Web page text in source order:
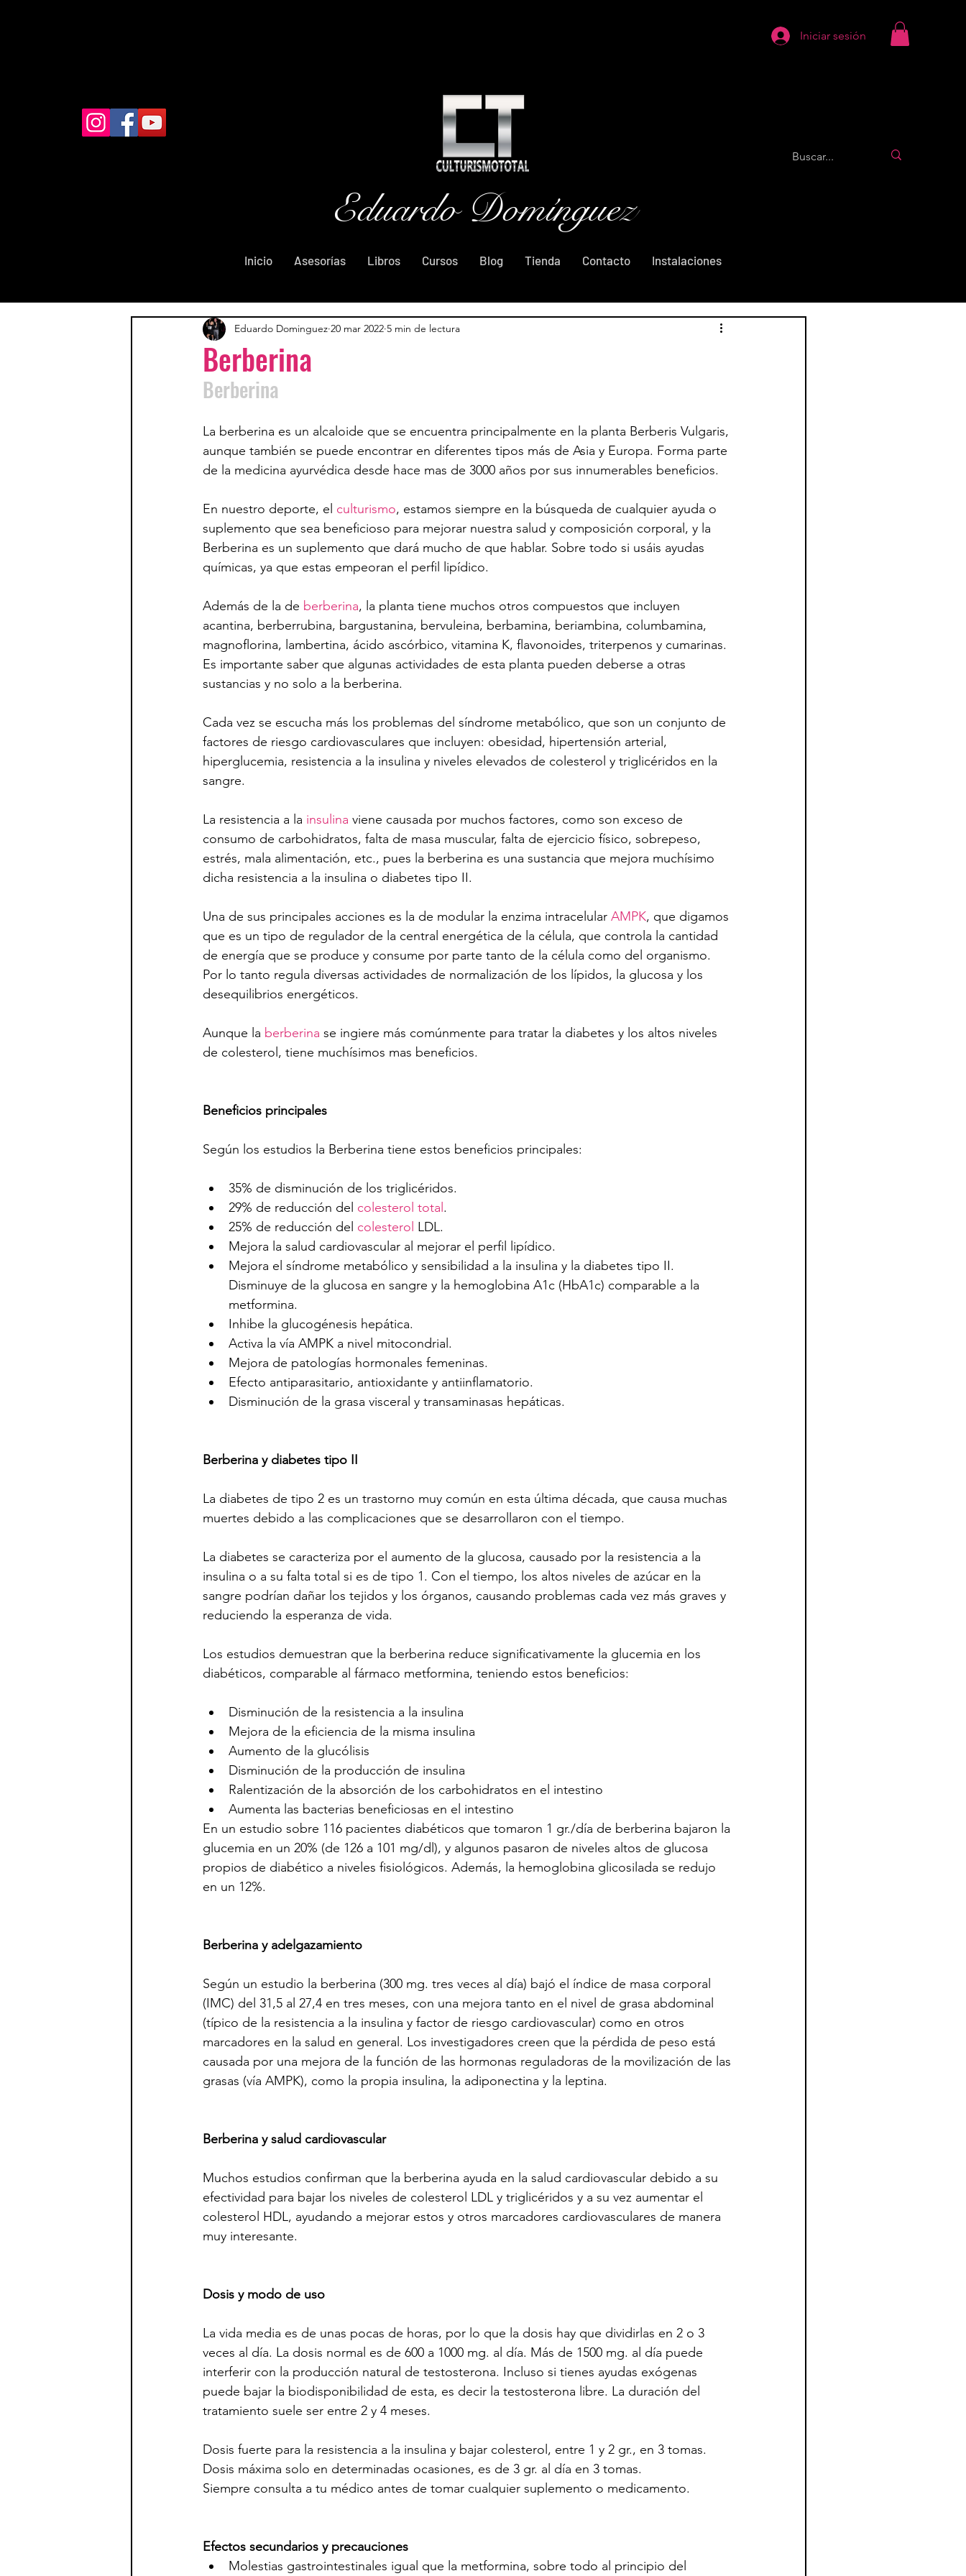
Iniciar sesión
Eduardo Domínguez
Inicio Asesorías Libros Cursos Blog Tienda Contacto Instalaciones
Berberina
Eduardo Dominguez 20 mar 2022 5 min de lectura
Berberina
La berberina es un alcaloide que se encuentra principalmente en la planta Berberis Vulgaris,
aunque también se puede encontrar en diferentes tipos más de Asia y Europa. Forma parte
de la medicina ayurvédica desde hace mas de 3000 años por sus innumerables beneficios.
En nuestro deporte, el culturismo, estamos siempre en la búsqueda de cualquier ayuda o
suplemento que sea beneficioso para mejorar nuestra salud y composición corporal, y la
Berberina es un suplemento que dará mucho de que hablar. Sobre todo si usáis ayudas
químicas, ya que estas empeoran el perfil lipídico.
Además de la de berberina, la planta tiene muchos otros compuestos que incluyen
acantina, berberrubina, bargustanina, bervuleina, berbamina, beriambina, columbamina,
magnoflorina, lambertina, ácido ascórbico, vitamina K, flavonoides, triterpenos y cumarinas.
Es importante saber que algunas actividades de esta planta pueden deberse a otras
sustancias y no solo a la berberina.
Cada vez se escucha más los problemas del síndrome metabólico, que son un conjunto de
factores de riesgo cardiovasculares que incluyen: obesidad, hipertensión arterial,
hiperglucemia, resistencia a la insulina y niveles elevados de colesterol y triglicéridos en la
sangre.
La resistencia a la insulina viene causada por muchos factores, como son exceso de
consumo de carbohidratos, falta de masa muscular, falta de ejercicio físico, sobrepeso,
estrés, mala alimentación, etc., pues la berberina es una sustancia que mejora muchísimo
dicha resistencia a la insulina o diabetes tipo II.
Una de sus principales acciones es la de modular la enzima intracelular AMPK, que digamos
que es un tipo de regulador de la central energética de la célula, que controla la cantidad
de energía que se produce y consume por parte tanto de la célula como del organismo.
Por lo tanto regula diversas actividades de normalización de los lípidos, la glucosa y los
desequilibrios energéticos.
Aunque la berberina se ingiere más comúnmente para tratar la diabetes y los altos niveles
de colesterol, tiene muchísimos mas beneficios.
Beneficios principales
Según los estudios la Berberina tiene estos beneficios principales:
35% de disminución de los triglicéridos.
29% de reducción del colesterol total .
25% de reducción del colesterol LDL.
Mejora la salud cardiovascular al mejorar el perfil lipídico.
Mejora el síndrome metabólico y sensibilidad a la insulina y la diabetes tipo II.
Disminuye de la glucosa en sangre y la hemoglobina A1c (HbA1c) comparable a la
metformina.
Inhibe la glucogénesis hepática.
Activa la vía AMPK a nivel mitocondrial.
Mejora de patologías hormonales femeninas.
Efecto antiparasitario, antioxidante y antiinflamatorio.
Disminución de la grasa visceral y transaminasas hepáticas.
Berberina y diabetes tipo II
La diabetes de tipo 2 es un trastorno muy común en esta última década, que causa muchas
muertes debido a las complicaciones que se desarrollaron con el tiempo.
La diabetes se caracteriza por el aumento de la glucosa, causado por la resistencia a la
insulina o a su falta total si es de tipo 1. Con el tiempo, los altos niveles de azúcar en la
sangre podrían dañar los tejidos y los órganos, causando problemas cada vez más graves y
reduciendo la esperanza de vida.
Los estudios demuestran que la berberina reduce significativamente la glucemia en los
diabéticos, comparable al fármaco metformina, teniendo estos beneficios:
Disminución de la resistencia a la insulina
Mejora de la eficiencia de la misma insulina
Aumento de la glucólisis
Disminución de la producción de insulina
Ralentización de la absorción de los carbohidratos en el intestino
Aumenta las bacterias beneficiosas en el intestino
En un estudio sobre 116 pacientes diabéticos que tomaron 1 gr./día de berberina bajaron la
glucemia en un 20% (de 126 a 101 mg/dl), y algunos pasaron de niveles altos de glucosa
propios de diabético a niveles fisiológicos. Además, la hemoglobina glicosilada se redujo
en un 12%.
Berberina y adelgazamiento
Según un estudio la berberina (300 mg. tres veces al día) bajó el índice de masa corporal
(IMC) del 31,5 al 27,4 en tres meses, con una mejora tanto en el nivel de grasa abdominal
(típico de la resistencia a la insulina y factor de riesgo cardiovascular) como en otros
marcadores en la salud en general. Los investigadores creen que la pérdida de peso está
causada por una mejora de la función de las hormonas reguladoras de la movilización de las
grasas (vía AMPK), como la propia insulina, la adiponectina y la leptina.
Berberina y salud cardiovascular
Muchos estudios confirman que la berberina ayuda en la salud cardiovascular debido a su
efectividad para bajar los niveles de colesterol LDL y triglicéridos y a su vez aumentar el
colesterol HDL, ayudando a mejorar estos y otros marcadores cardiovasculares de manera
muy interesante.
Dosis y modo de uso
La vida media es de unas pocas de horas, por lo que la dosis hay que dividirlas en 2 o 3
veces al día. La dosis normal es de 600 a 1000 mg. al día. Más de 1500 mg. al día puede
interferir con la producción natural de testosterona. Incluso si tienes ayudas exógenas
puede bajar la biodisponibilidad de esta, es decir la testosterona libre. La duración del
tratamiento suele ser entre 2 y 4 meses.
Dosis fuerte para la resistencia a la insulina y bajar colesterol, entre 1 y 2 gr., en 3 tomas.
Dosis máxima solo en determinadas ocasiones, es de 3 gr. al día en 3 tomas.
Siempre consulta a tu médico antes de tomar cualquier suplemento o medicamento.
Efectos secundarios y precauciones
Molestias gastrointestinales igual que la metformina, sobre todo al principio del